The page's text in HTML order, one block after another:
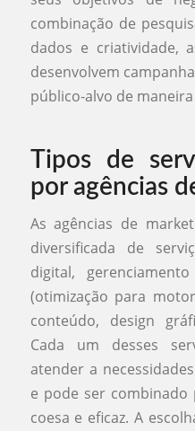
combinação de
dados e criatividade,
desenvolvem
público-alvo de maneira
Tipos de
por agências
As agências de
diversificada de
digital,
(otimização para
conteúdo, design
Cada um desses
atender a
e pode ser
coesa e eficaz. A